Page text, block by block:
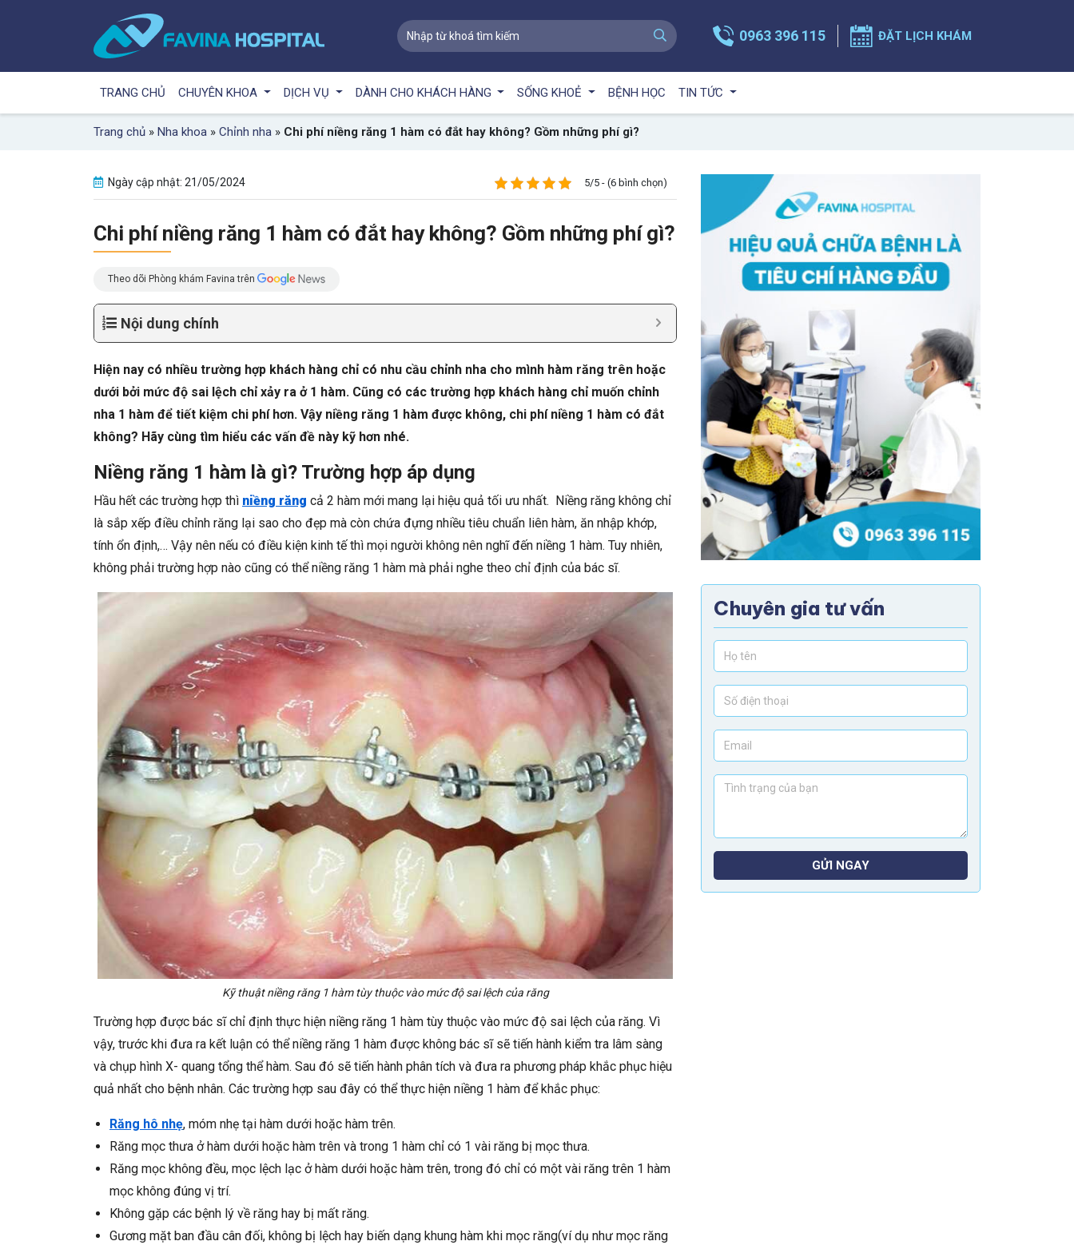
0963 396 115 ĐẶT LỊCH KHÁM
TRANG CHỦ CHUYÊN KHOA DỊCH VỤ DÀNH CHO KHÁCH HÀNG SỐNG KHOẺ BỆNH HỌC TIN TỨC
Trang chủ » Nha khoa » Chỉnh nha » Chi phí niềng răng 1 hàm có đắt hay không? Gồm những phí gì?
Ngày cập nhật: 21/05/2024 5/5 - (6 bình chọn)
Chi phí niềng răng 1 hàm có đắt hay không? Gồm những phí gì?
Theo dõi Phòng khám Favina trên
Nội dung chính
Hiện nay có nhiều trường hợp khách hàng chỉ có nhu cầu chỉnh nha cho mình hàm răng trên hoặc
dưới bởi mức độ sai lệch chỉ xảy ra ở 1 hàm. Cũng có các trường hợp khách hàng chỉ muốn chỉnh
nha 1 hàm để tiết kiệm chi phí hơn. Vậy niềng răng 1 hàm được không, chi phí niềng 1 hàm có đắt
không? Hãy cùng tìm hiểu các vấn đề này kỹ hơn nhé.
Niềng răng 1 hàm là gì? Trường hợp áp dụng
Hầu hết các trường hợp thì niềng răng cả 2 hàm mới mang lại hiệu quả tối ưu nhất. Niềng răng không chỉ
là sắp xếp điều chỉnh răng lại sao cho đẹp mà còn chứa đựng nhiều tiêu chuẩn liên hàm, ăn nhập khớp,
tính ổn định,… Vậy nên nếu có điều kiện kinh tế thì mọi người không nên nghĩ đến niềng 1 hàm. Tuy nhiên,
không phải trường hợp nào cũng có thể niềng răng 1 hàm mà phải nghe theo chỉ định của bác sĩ.
Kỹ thuật niềng răng 1 hàm tùy thuộc vào mức độ sai lệch của răng
Trường hợp được bác sĩ chỉ định thực hiện niềng răng 1 hàm tùy thuộc vào mức độ sai lệch của răng. Vì
vậy, trước khi đưa ra kết luận có thể niềng răng 1 hàm được không bác sĩ sẽ tiến hành kiểm tra lâm sàng
và chụp hình X- quang tổng thể hàm. Sau đó sẽ tiến hành phân tích và đưa ra phương pháp khắc phục hiệu
quả nhất cho bệnh nhân. Các trường hợp sau đây có thể thực hiện niềng 1 hàm để khắc phục:
Răng hô nhẹ, móm nhẹ tại hàm dưới hoặc hàm trên.
Răng mọc thưa ở hàm dưới hoặc hàm trên và trong 1 hàm chỉ có 1 vài răng bị mọc thưa.
Răng mọc không đều, mọc lệch lạc ở hàm dưới hoặc hàm trên, trong đó chỉ có một vài răng trên 1 hàm
mọc không đúng vị trí.
Không gặp các bệnh lý về răng hay bị mất răng.
Gương mặt ban đầu cân đối, không bị lệch hay biến dạng khung hàm khi mọc răng(ví dụ như mọc răng
Chuyên gia tư vấn
GỬI NGAY